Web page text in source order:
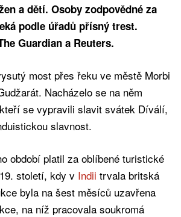
a dětí. Osoby zodpovědné za
podle úřadů přísný trest.
Guardian a Reuters.
most přes řeku ve městě Morbi
Nacházelo se na něm
se vypravili slavit svátek Díválí,
slavnost.
období platil za oblíbené turistické
století, kdy v Indii trvala britská
byla na šest měsíců uzavřena
na níž pracovala soukromá